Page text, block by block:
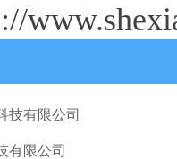
技有限公司
有限公司